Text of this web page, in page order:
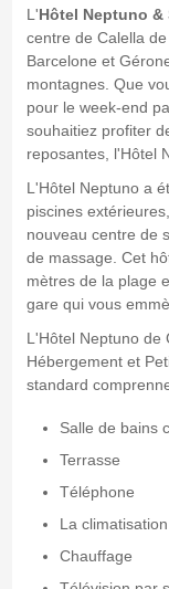
L'Hôtel Neptuno &
centre de Calella
Barcelone et
montagnes. Que
pour le week-end
souhaitiez profiter
reposantes, l'Hôtel
L'Hôtel Neptuno a
piscines
nouveau centre de
de massage. Cet
mètres de la plage
gare qui vous
L'Hôtel Neptuno de
Hébergement et
standard
Salle de bains
Terrasse
Téléphone
La climatisation
Chauffage